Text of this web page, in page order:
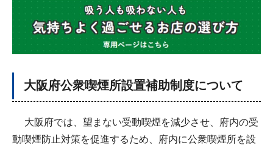
大阪府公衆喫煙所設置補助制度について
大阪府では、望まない受動喫煙を減少させ、府内の受
動喫煙防止対策を促進するため、府内に公衆喫煙所を設